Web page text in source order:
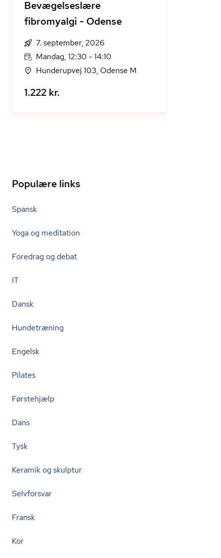
Bevægelseslære
fibromyalgi - Odense
7. september, 2026
Mandag, 12:30 - 14:10
Hunderupvej 103, Odense M
1.222 kr.
Populære links
Spansk
Yoga og meditation
Foredrag og debat
IT
Dansk
Hundetræning
Engelsk
Pilates
Førstehjælp
Dans
Tysk
Keramik og skulptur
Selvforsvar
Fransk
Kor